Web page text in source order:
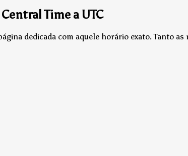
Time a UTC
dedicada com aquele horário exato. Tanto